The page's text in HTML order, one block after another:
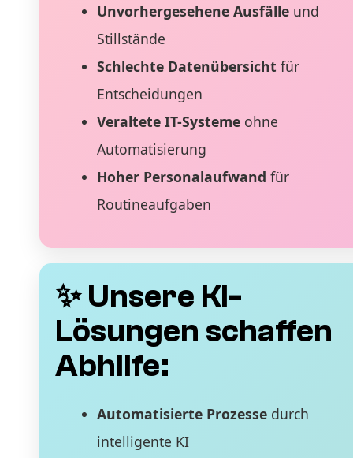
Unvorhergesehene Ausfälleund
Stillstände
Schlechte Datenübersicht für
Entscheidungen
Veraltete IT-Systemeohne
Automatisierung
Hoher Personalaufwand für
Routineaufgaben
✨ Unsere KI-
Lösungen schaffen
Abhilfe:
Automatisierte Prozessedurch
intelligente KI